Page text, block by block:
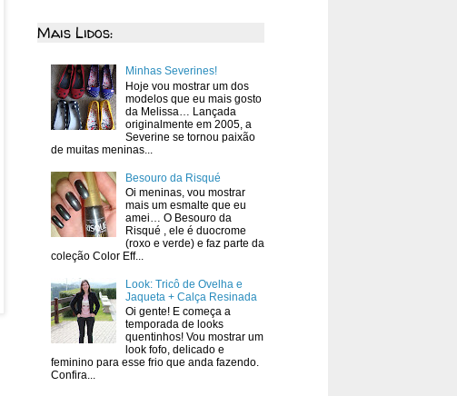
Mais Lidos:
Minhas Severines!
Hoje vou mostrar um dos
modelos que eu mais gosto
da Melissa… Lançada
originalmente em 2005, a
Severine se tornou paixão
de muitas meninas...
Besouro da Risqué
Oi meninas, vou mostrar
mais um esmalte que eu
amei… O Besouro da
Risqué , ele é duocrome
(roxo e verde) e faz parte da
coleção Color Eff...
Look: Tricô de Ovelha e
Jaqueta + Calça Resinada
Oi gente! E começa a
temporada de looks
quentinhos! Vou mostrar um
look fofo, delicado e
feminino para esse frio que anda fazendo.
Confira...